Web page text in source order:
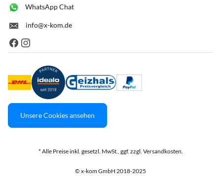
WhatsApp Chat
info@x-kom.de
Unsere Cookies ansehen
© x-kom GmbH 2018-2025
* Alle Preise inkl. gesetzl. MwSt., ggf. zzgl. Versandkosten.